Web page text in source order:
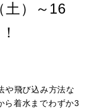
土）～16
や飛び込み方法な
ら着水までわずか3